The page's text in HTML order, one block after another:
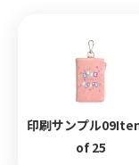
印刷サンプル
of 25